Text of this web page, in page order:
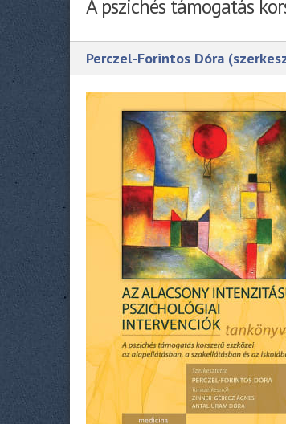
A pszichés támogatás
Perczel-Forintos Dóra